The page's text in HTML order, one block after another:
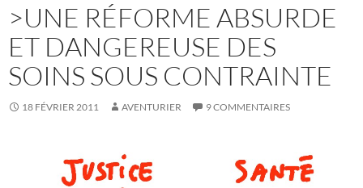
>UNE RÉFORME ABSURDE
ET DANGEREUSE DES
SOINS SOUS CONTRAINTE
18 FÉVRIER 2011 AVENTURIER 9 COMMENTAIRES